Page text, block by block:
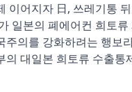
이어지자 日, 쓰레기통
일본의 폐에어컨 희토류
주의를 강화하려는 행보
의 대일본 희토류 수출통